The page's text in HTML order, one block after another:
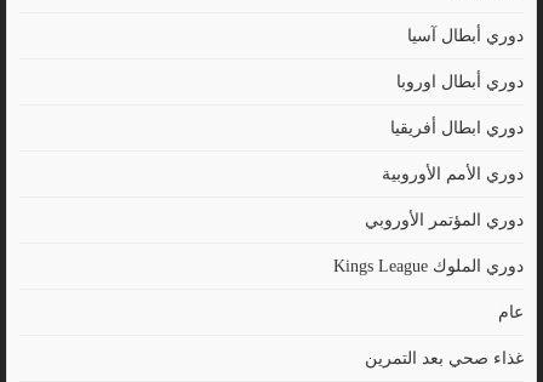
دوري أبطال آسيا
دوري أبطال اوروبا
دوري ابطال أفريقيا
دوري الأمم الأوروبية
دوري المؤتمر الأوروبي
دوري الملوك Kings League
عام
غذاء صحي بعد التمرين